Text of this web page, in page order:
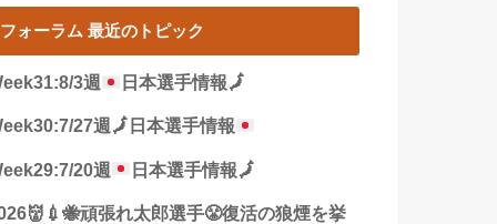
フォーラム 最近のトピック
3週 日本選手情報🗾
27週🗾 日本選手情報
20週 日本選手情報🗾
頑張れ太郎選手😤復活の狼煙を挙